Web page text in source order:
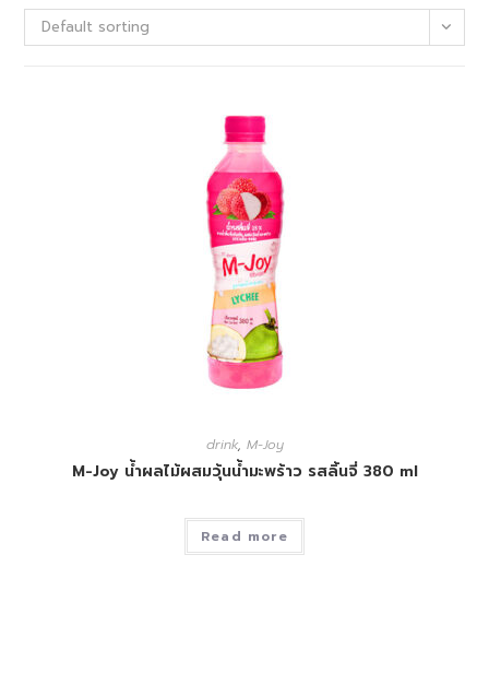
Default sorting
drink, M-Joy
M-Joy น้ำผลไม้ผสมวุ้นน้ำมะพร้าว รสลิ้นจี่ 380 ml
Read more